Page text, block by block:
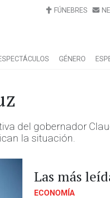
FÚNEBRES
GÉNERO
del gobernador
la situación.
Las más
ECONOMÍA